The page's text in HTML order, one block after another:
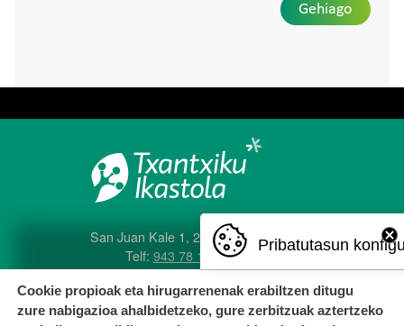
Gehiago
San Juan Kale 1, 20560 Oñati
Telf: 943 78 12 04
e-posta:txantxiku@ikastola.eus
Pribatutasun
Cookie propioak eta hirugarrenenak erabiltzen ditugu
zure nabigazioa ahalbidetzeko, gure zerbitzuak aztertzeko